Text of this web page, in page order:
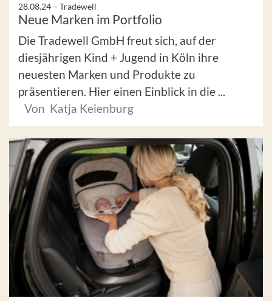
28.08.24 – Tradewell
Neue Marken im Portfolio
Die Tradewell GmbH freut sich, auf der
diesjährigen Kind + Jugend in Köln ihre
neuesten Marken und Produkte zu
präsentieren. Hier einen Einblick in die ...
Von Katja Keienburg